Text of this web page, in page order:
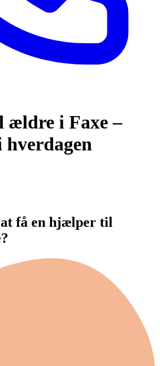
ældre i Faxe –
få en hjælper til